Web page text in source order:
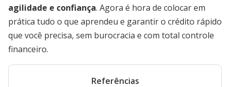
agilidade e confiança. Agora é hora de colocar em
prática tudo o que aprendeu e garantir o crédito rápido
que você precisa, sem burocracia e com total controle
financeiro.
Referências